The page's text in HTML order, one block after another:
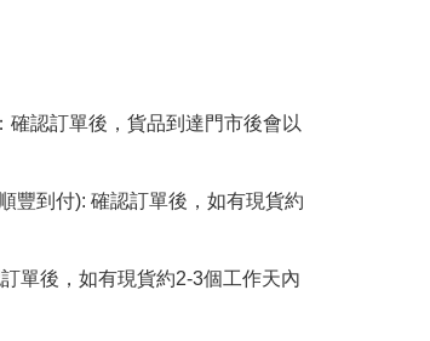
確認訂單後，貨品到達門市後會以
豐到付): 確認訂單後，如有現貨約
單後，如有現貨約2-3個工作天內